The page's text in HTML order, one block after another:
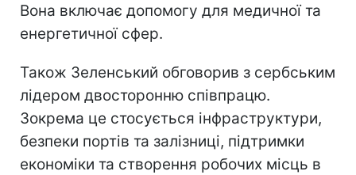
Вона включає допомогу для медичної та
енергетичної сфер.
Також Зеленський обговорив з сербським
лідером двосторонню співпрацю.
Зокрема це стосується інфраструктури,
безпеки портів та залізниці, підтримки
економіки та створення робочих місць в